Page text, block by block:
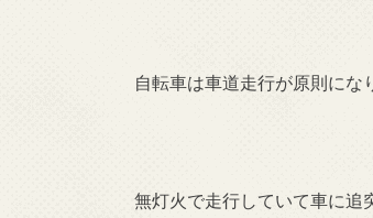
自転車は車道走行が原則にな
無灯火で走行していて車に追